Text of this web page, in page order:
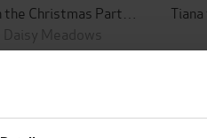
Daisy Meadows
EBOK